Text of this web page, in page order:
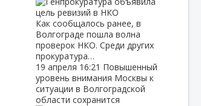
Как сообщалось ранее, в
Волгограде пошла волна
проверок НКО. Среди других
прокуратура…
19 апреля 16:21 Повышенный
уровень внимания Москвы к
ситуации в Волгоградской
области сохранится